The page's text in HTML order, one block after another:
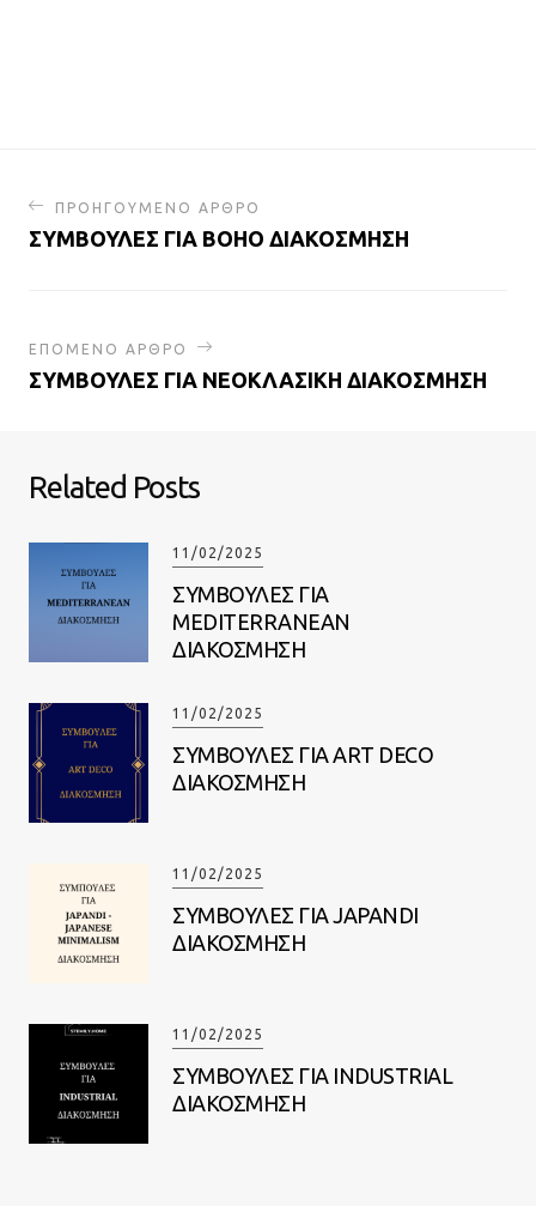
ΠΡΟΗΓΟΥΜΕΝΟ ΑΡΘΡΟ
ΣΥΜΒΟΥΛΕΣ ΓΙΑ BOHO ΔΙΑΚΟΣΜΗΣΗ
ΕΠΟΜΕΝΟ ΑΡΘΡΟ
ΣΥΜΒΟΥΛΕΣ ΓΙΑ ΝΕΟΚΛΑΣΙΚΗ ΔΙΑΚΟΣΜΗΣΗ
Related Posts
11/02/2025
ΣΥΜΒΟΥΛΕΣ ΓΙΑ
MEDITERRANEAN
ΔΙΑΚΟΣΜΗΣΗ
11/02/2025
ΣΥΜΒΟΥΛΕΣ ΓΙΑ ART DECO
ΔΙΑΚΟΣΜΗΣΗ
11/02/2025
ΣΥΜΒΟΥΛΕΣ ΓΙΑ JAPANDI
ΔΙΑΚΟΣΜΗΣΗ
11/02/2025
ΣΥΜΒΟΥΛΕΣ ΓΙΑ INDUSTRIAL
ΔΙΑΚΟΣΜΗΣΗ